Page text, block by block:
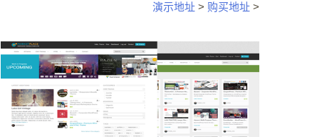
演示地址 > 购买地址 >